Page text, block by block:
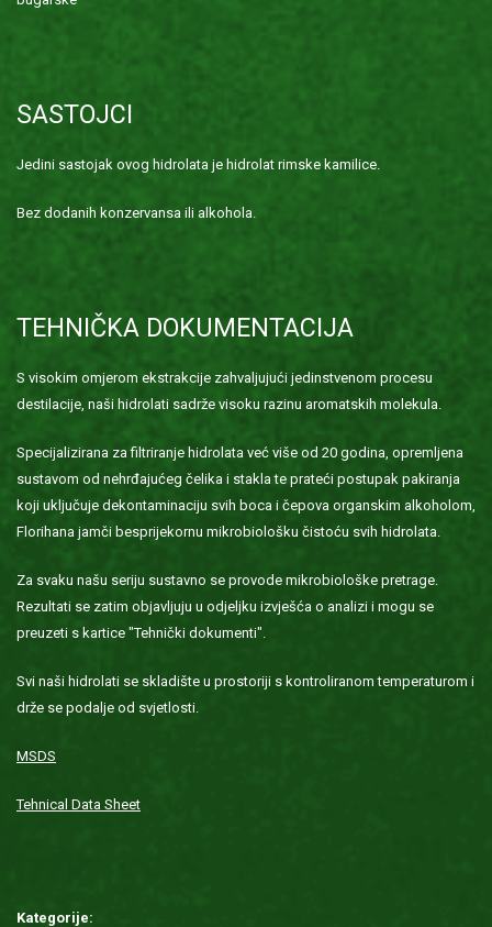
SASTOJCI
Jedini sastojak ovog hidrolata je hidrolat rimske kamilice.
Bez dodanih konzervansa ili alkohola.
TEHNIČKA DOKUMENTACIJA
S visokim omjerom ekstrakcije zahvaljujući jedinstvenom procesu
destilacije, naši hidrolati sadrže visoku razinu aromatskih molekula.
Specijalizirana za filtriranje hidrolata već više od 20 godina, opremljena
sustavom od nehrđajućeg čelika i stakla te prateći postupak pakiranja
koji uključuje dekontaminaciju svih boca i čepova organskim alkoholom,
Florihana jamči besprijekornu mikrobiološku čistoću svih hidrolata.
Za svaku našu seriju sustavno se provode mikrobiološke pretrage.
Rezultati se zatim objavljuju u odjeljku izvješća o analizi i mogu se
preuzeti s kartice "Tehnički dokumenti".
Svi naši hidrolati se skladište u prostoriji s kontroliranom temperaturom i
drže se podalje od svjetlosti.
MSDS
Tehnical Data Sheet
Kategorije: